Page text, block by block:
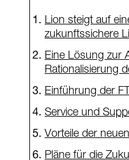
Lion steigt auf
zukunftssichere
Eine Lösung zur
Rationalisierung
Einführung der
Service und
Vorteile der
Pläne für die